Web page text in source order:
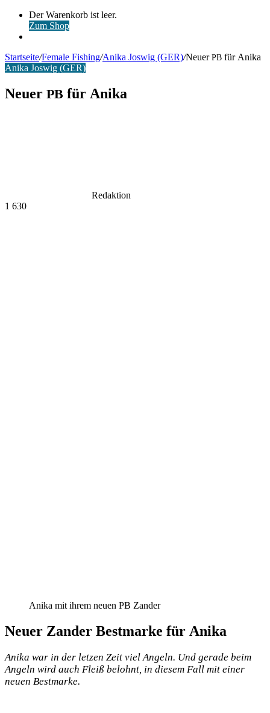
Warenkorb
ansehen
Der Warenkorb ist leer.
Zum Shop
Startseite/Female Fishing/Anika Joswig (GER)/NeuerPB für Anika
Anika Joswig (GER)
Neuer PB für Anika
Redaktion
1 630
Anika mit ihrem neuen PB Zander
Neuer Zander Bestmarke für Anika
Anika war in der let­zen Zeit viel Angeln. Und gera­de beim
Angeln wird auch Fleiß belohnt, in die­sem Fall mit einer
neu­en Bestmarke.